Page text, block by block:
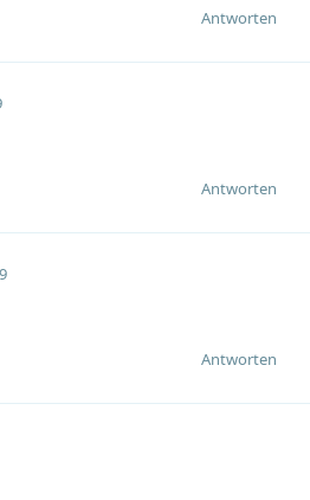
Antworten
Antworten
Antworten